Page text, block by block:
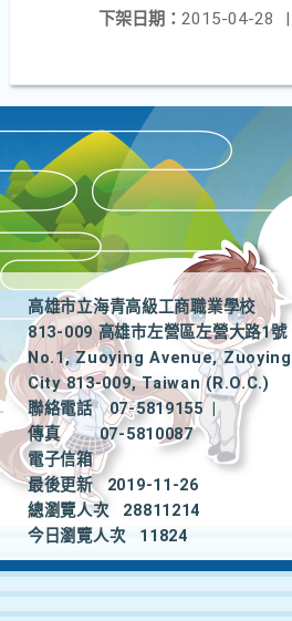
下架日期： 2015-04-28
|
高雄市立海青高級工商職業學校
813-009 高雄市左營區左營大路1號
No.1, Zuoying Avenue,
City 813-009, Taiwan (R.O.C.)
聯絡電話
07-5819155
|
傳真
07-5810087
電子信箱
最後更新
2019-11-26
總瀏覽人次
28811214
今日瀏覽人次
11824